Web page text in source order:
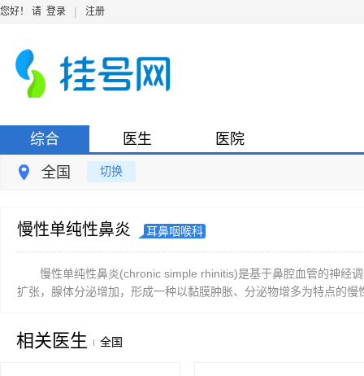
您好！ 请 登录 | 注册
综合 医生 医院
全国 切换
慢性单纯性鼻炎 耳鼻咽喉科
慢性单纯性鼻炎(chronic simple rhinitis)是基于鼻腔血管的神经
扩张，腺体分泌增加，形成一种以黏膜肿胀、分泌物增多为特点的慢
相关医生 全国